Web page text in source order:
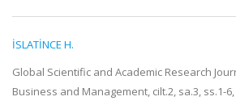
İSLATİNCE H.
Global Scientific and Academic Research
Business and Management, cilt.2, sa.3, ss.1-